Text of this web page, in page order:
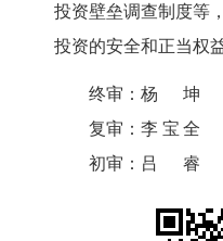
投资壁垒调查制度等
投资的安全和正当权
终审： 杨坤
复审： 李宝全
初审： 吕睿